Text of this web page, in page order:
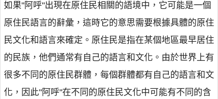
如果"阿呼"出現在原住民相關的語境中，它可能是一個
原住民語言的辭彙，這時它的意思需要根據具體的原住
民文化和語言來確定。原住民是指在某個地區最早居住
的民族，他們通常有自己的語言和文化。由於世界上有
很多不同的原住民群體，每個群體都有自己的語言和文
化，因此"阿呼"在不同的原住民文化中可能有不同的含